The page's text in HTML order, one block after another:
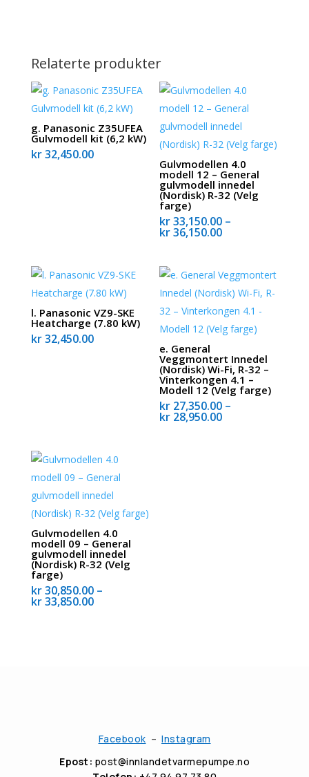
Relaterte produkter
g. Panasonic Z35UFEA
Gulvmodell kit (6,2 kW)
kr32,450.00
Gulvmodellen 4.0
modell 12 – General
gulvmodell innedel
(Nordisk) R-32 (Velg
farge)
kr33,150.00 –
kr36,150.00Prisområde:
l. Panasonic VZ9-SKE
Heatcharge (7.80 kW)
kr32,450.00
e. General
Veggmontert Innedel
(Nordisk) Wi-Fi, R-32 –
Vinterkongen 4.1 –
Modell 12 (Velg farge)
kr 27,350.00 –
kr 28,950.00Prisområde:
Gulvmodellen 4.0
modell 09 – General
gulvmodell innedel
(Nordisk) R-32 (Velg
farge)
kr30,850.00 –
kr33,850.00Prisområde:
Facebook – Instagram
Epost: post@innlandetvarmepumpe.no